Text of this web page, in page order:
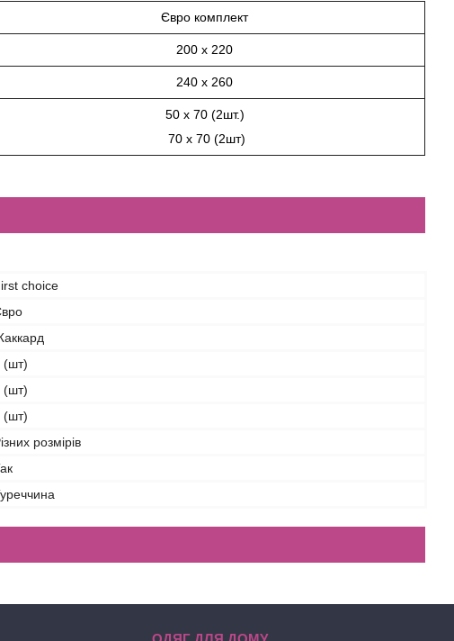
Євро комплект
200 х 220
240 х 260
50 х 70 (2шт.)
70 х 70 (2шт)
choice
(шт)
(шт)
(шт)
розмірів